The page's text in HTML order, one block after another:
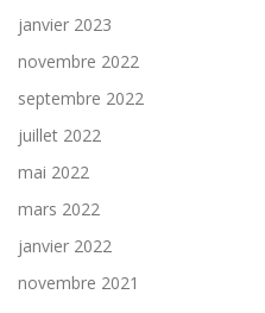
janvier 2023
novembre 2022
septembre 2022
juillet 2022
mai 2022
mars 2022
janvier 2022
novembre 2021